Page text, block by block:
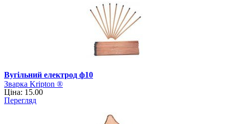
Вугільний електрод ф10
Зварка Kripton ®
Ціна: 15.00
Перегляд